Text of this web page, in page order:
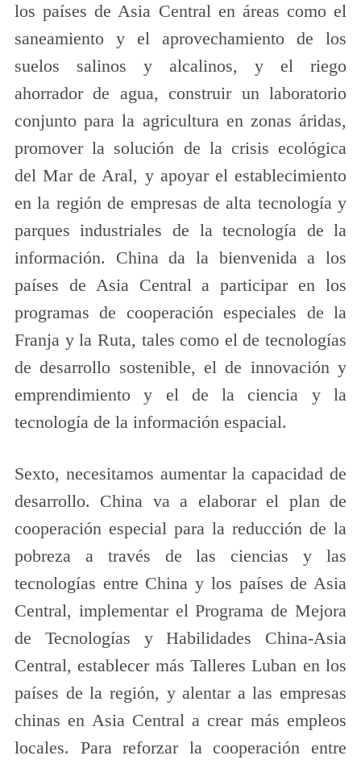
los países de Asia Central en áreas como el
saneamiento y el aprovechamiento de los
suelos salinos y alcalinos, y el riego
ahorrador de agua, construir un laboratorio
conjunto para la agricultura en zonas áridas,
promover la solución de la crisis ecológica
del Mar de Aral, y apoyar el establecimiento
en la región de empresas de alta tecnología y
parques industriales de la tecnología de la
información. China da la bienvenida a los
países de Asia Central a participar en los
programas de cooperación especiales de la
Franja y la Ruta, tales como el de tecnologías
de desarrollo sostenible, el de innovación y
emprendimiento y el de la ciencia y la
tecnología de la información espacial.
Sexto, necesitamos aumentar la capacidad de
desarrollo. China va a elaborar el plan de
cooperación especial para la reducción de la
pobreza a través de las ciencias y las
tecnologías entre China y los países de Asia
Central, implementar el Programa de Mejora
de Tecnologías y Habilidades China-Asia
Central, establecer más Talleres Luban en los
países de la región, y alentar a las empresas
chinas en Asia Central a crear más empleos
locales. Para reforzar la cooperación entre